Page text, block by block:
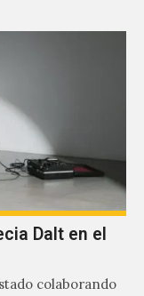
Dalt en el
colaborando